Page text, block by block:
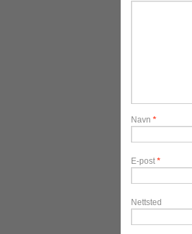
Navn *
E-post *
Nettsted